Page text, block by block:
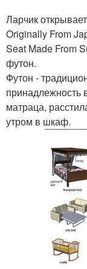
Ларчик
Originally From
Seat Made From
футон.
Футон -
принадлежность
матраца,
утром в шкаф.